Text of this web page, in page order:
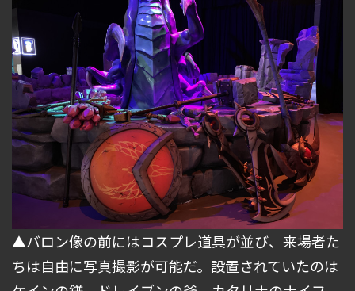
▲バロン像の前にはコスプレ道具が並び、来場者た
ちは自由に写真撮影が可能だ。設置されていたのは